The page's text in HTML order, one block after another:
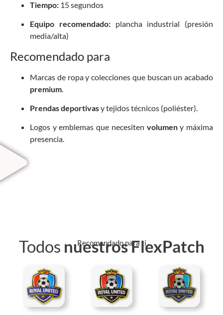
Tiempo: 15 segundos
Equipo recomendado:plancha industrial (presión
media/alta)
Recomendado para
Marcas de ropa y colecciones que buscan un acabado
premium
Prendas deportivasy tejidos técnicos (poliéster).
Logos y emblemas que necesiten volumeny máxima
presencia.
Recomendado para ti
Todos nuestros FlexPatch